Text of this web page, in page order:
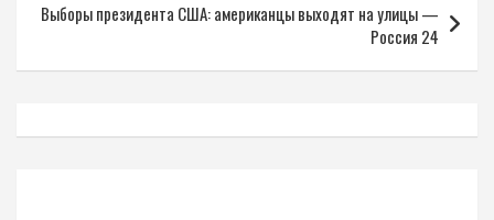
Выборы президента США: американцы выходят на улицы —
Россия 24